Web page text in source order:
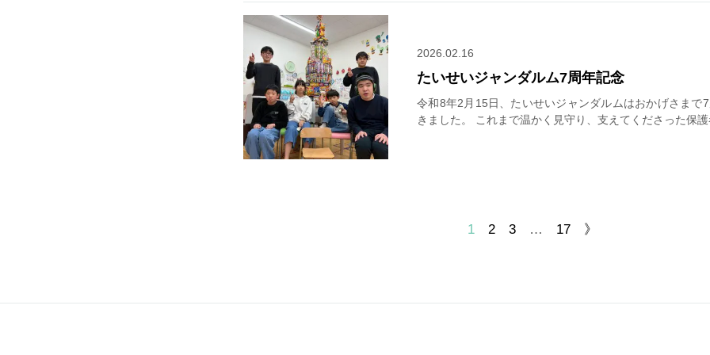
2026.02.16
たいせいジャンダルム7周年記念
令和8年2月15日、たいせいジャンダルムはおかげさまで
きました。 これまで温かく見守り、支えてくださった保
1 2 3 … 17 》